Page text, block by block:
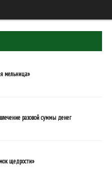
мельница»
разовой суммы денег
щедрости»